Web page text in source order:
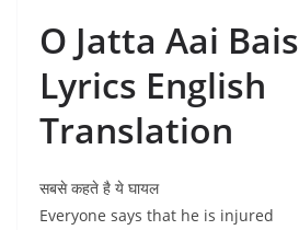
O Jatta Aai
Lyrics English
Translation
सबसे कहते है ये घायल
Everyone says that he is injured